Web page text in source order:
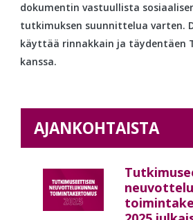
dokumentin vastuullista
tutkimuksen suunnittelua varten.
käyttää rinnakkain ja täydentäen
kanssa.
AJANKOHTAISTA